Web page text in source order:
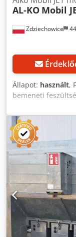
Zdziechowice
AL-KO Mobil
Állapot: használt,
bemeneti
,
átmérője:250 mm
porfelfelszívó,
tisztuló, vákuumos
levegő
magas
helyezkedik el,
mindenféle
technológiai
kW Teljesítmény:
átmérő: 250 mm
Dcedpfx